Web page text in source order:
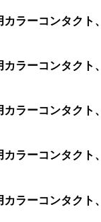
ラーコンタク
ラーコンタク
ラーコンタク
ラーコンタク
ラーコンタク